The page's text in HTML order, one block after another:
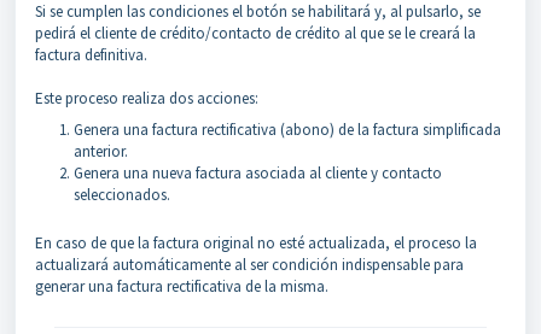
Si se cumplen las condiciones el botón se habilitará y, al pulsarlo, se
pedirá el cliente de crédito/contacto de crédito al que se le creará la
factura definitiva.
Este proceso realiza dos acciones:
Genera una factura rectificativa (abono) de la factura simplificada
anterior.
Genera una nueva factura asociada al cliente y contacto
seleccionados.
En caso de que la factura original no esté actualizada, el proceso la
actualizará automáticamente al ser condición indispensable para
generar una factura rectificativa de la misma.